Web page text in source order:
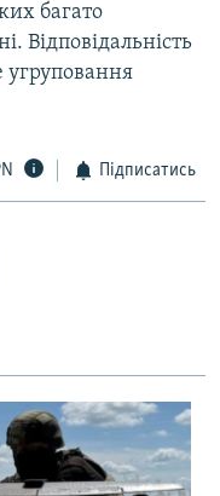
багато
Відповідальність
угруповання
Підписатись